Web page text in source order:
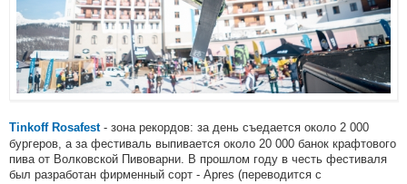
Tinkoff Rosafest- зона рекордов: за день съедается около 2 000
бургеров, а за фестиваль выпивается около 20 000 банок крафтового
пива от Волковской Пивоварни. В прошлом году в честь фестиваля
был разработан фирменный сорт - Apres (переводится с